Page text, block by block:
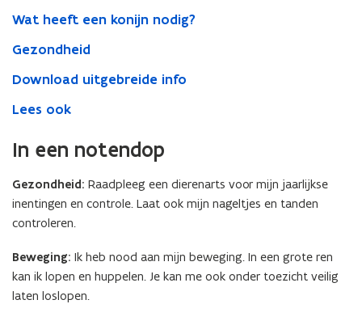
Wat heeft een konijn nodig?
Gezondheid
Download uitgebreide info
Lees ook
In een notendop
Gezondheid: Raadpleeg een dierenarts voor mijn jaarlijkse
inentingen en controle. Laat ook mijn nageltjes en tanden
controleren.
Beweging: Ik heb nood aan mijn beweging. In een grote ren
kan ik lopen en huppelen. Je kan me ook onder toezicht veilig
laten loslopen.